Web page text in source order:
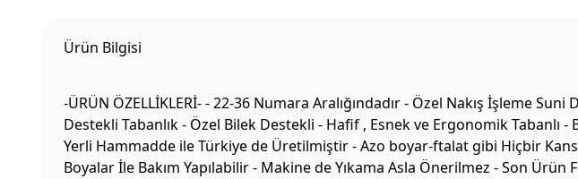
Ürün Bilgisi
-ÜRÜN ÖZELLİKLERİ- - 22-36 Numara Aralığındadır - Özel Nakış İşleme
Destekli Tabanlık - Özel Bilek Destekli - Hafif , Esnek ve Ergonomik Tabanlı
Yerli Hammadde ile Türkiye de Üretilmiştir - Azo boyar-ftalat gibi Hiçbir
Boyalar İle Bakım Yapılabilir - Makine de Yıkama Asla Önerilmez - Son Ürün